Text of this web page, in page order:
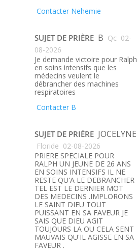
Contacter Nehemie
SUJET DE PRIÈRE B Qc 02-
08-2026
Je demande victoire pour Ralph
en soins intensifs que les
médecins veulent le
débrancher des machines
respiratoires
Contacter B
SUJET DE PRIÈRE JOCELYNE
Floride 02-08-2026
PRIERE SPECIALE POUR
RALPH UN JEUNE DE 26 ANS
EN SOINS INTENSIFS IL NE
RESTE QU'A LE DEBRANCHER
TEL EST LE DERNIER MOT
DES MEDECINS .IMPLORONS
LE SAINT DIEU TOUT
PUISSANT EN SA FAVEUR JE
SAIS QUE DIEU AGIT
TOUJOURS LA OU CELA SENT
MAUVAIS QU'IL AGISSE EN SA
FAVEUR .